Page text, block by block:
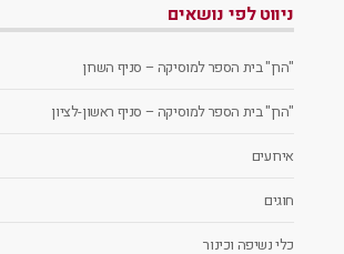
ניווט לפי נושאים
"הרן" בית הספר למוסיקה – סניף השרון
"הרן" בית הספר למוסיקה – סניף ראשון-לציון
אירועים
חוגים
כלי נשיפה וכינור